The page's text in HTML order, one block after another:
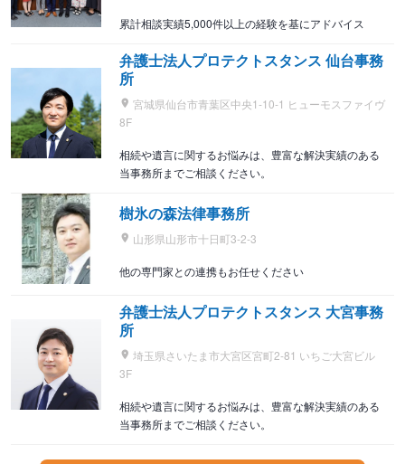
累計相談実績5,000件以上の経験を基にアドバイス
弁護士法人プロテクトスタンス 仙台事務
所
宮城県仙台市青葉区中央1-10-1 ヒューモスファイヴ
8F
相続や遺言に関するお悩みは、豊富な解決実績のある
当事務所までご相談ください。
樹氷の森法律事務所
山形県山形市十日町3-2-3
他の専門家との連携もお任せください
弁護士法人プロテクトスタンス 大宮事務
所
埼玉県さいたま市大宮区宮町2-81 いちご大宮ビル
3F
相続や遺言に関するお悩みは、豊富な解決実績のある
当事務所までご相談ください。